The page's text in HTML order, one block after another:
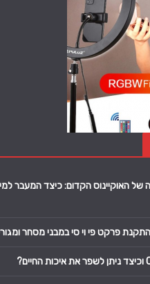
האוקיינוס הקדום: כיצד המעבר
פרקט פי וי סי במבני מסחר